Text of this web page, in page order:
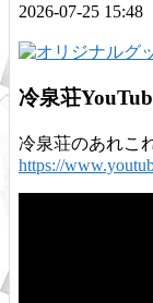
2026-07-25 15:48
冷泉荘
冷泉荘のあれこ
https://